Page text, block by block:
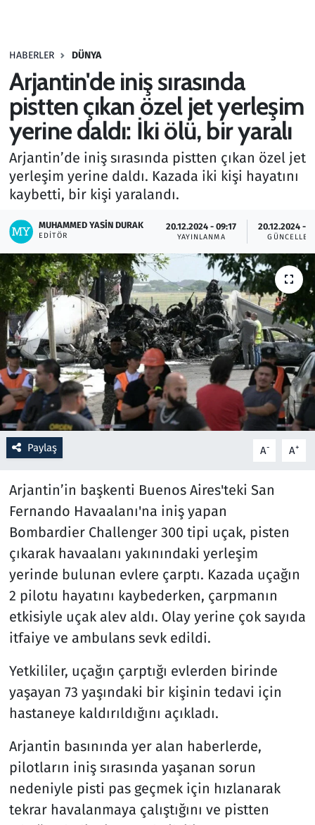
HABERLER DÜNYA
Arjantin'de iniş sırasında
pistten çıkan özel jet yerleşim
yerine daldı: İki ölü, bir yaralı
Arjantin’de iniş sırasında pistten çıkan özel jet
yerleşim yerine daldı. Kazada iki kişi hayatını
kaybetti, bir kişi yaralandı.
MUHAMMED YASIN DURAK
EDITÖR
20.12.2024 - 09:17
YAYINLANMA
20.12.2024 -
Paylaş A- A+
Arjantin’in başkenti Buenos Aires'teki San
Fernando Havaalanı'na iniş yapan
Bombardier Challenger 300 tipi uçak, pisten
çıkarak havaalanı yakınındaki yerleşim
yerinde bulunan evlere çarptı. Kazada uçağın
2 pilotu hayatını kaybederken, çarpmanın
etkisiyle uçak alev aldı. Olay yerine çok sayıda
itfaiye ve ambulans sevk edildi.
Yetkililer, uçağın çarptığı evlerden birinde
yaşayan 73 yaşındaki bir kişinin tedavi için
hastaneye kaldırıldığını açıkladı.
Arjantin basınında yer alan haberlerde,
pilotların iniş sırasında yaşanan sorun
nedeniyle pisti pas geçmek için hızlanarak
tekrar havalanmaya çalıştığını ve pistten
Haber
Kültür Sanat
Kurumsal Haberler
Lezzet Durağı
Memur ve Kamu
Otomobil
Oyun
Ramazan
Resmi İlanlar
Rüya Tabirleri
Sağlık
Savunma Sanayi
Seçim 2023
Spor
Teknoloji ve Bilim
Televizyon